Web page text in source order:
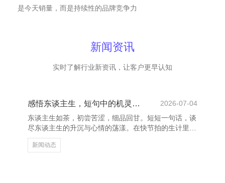
是今天销量，而是持续性的品牌竞争力
新闻资讯
实时了解行业新资讯，让客户更早认知
感悟东谈主生，短句中的机灵与启迪
2026-07-04
东谈主生如茶，初尝苦涩，细品回甘。短短一句话，谈
尽东谈主生的升沉与心情的荡漾。在快节拍的生计里上
海希佰格科技有限公司，咱们持续被琐事缠绕，忽略了
内心的声息。而一些苟简的话语，却能像一盏明灯，照
新闻动态